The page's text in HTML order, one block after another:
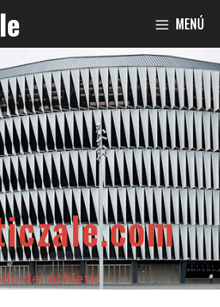
MENÚ
del Athletic